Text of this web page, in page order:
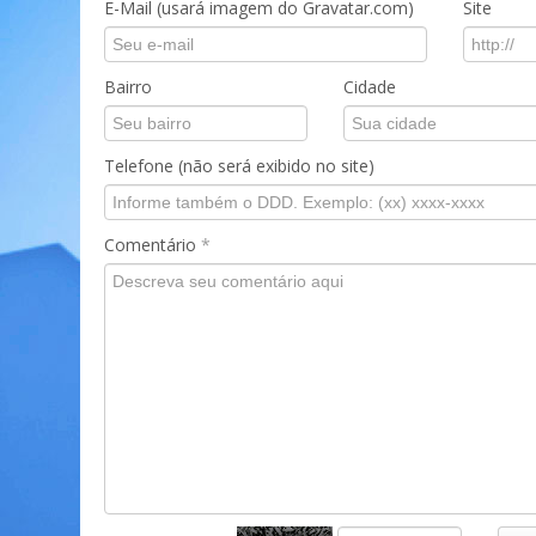
E-Mail (usará imagem do Gravatar.com) Site
Bairro Cidade
Telefone (não será exibido no site)
Comentário *